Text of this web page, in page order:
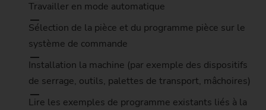
Travailler en mode automatique
Sélection de la pièce et du programme pièce sur le
système de commande
Installation la machine (par exemple des dispositifs
de serrage, outils, palettes de transport, mâchoires)
Lire les exemples de programme existants liés à la